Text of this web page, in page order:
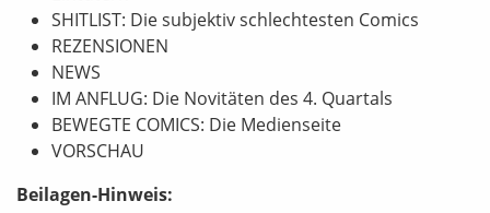
SHITLIST: Die subjektiv schlechtesten Comics
REZENSIONEN
NEWS
IM ANFLUG: Die Novitäten des 4. Quartals
BEWEGTE COMICS: Die Medienseite
VORSCHAU
Beilagen-Hinweis: